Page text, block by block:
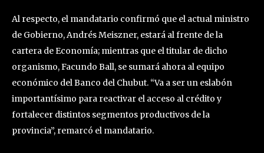
Al respecto, el mandatario confirmó que el actual ministro
de Gobierno, Andrés Meiszner, estará al frente de la
cartera de Economía; mientras que el titular de dicho
organismo, Facundo Ball, se sumará ahora al equipo
económico del Banco del Chubut. “Va a ser un eslabón
importantísimo para reactivar el acceso al crédito y
fortalecer distintos segmentos productivos de la
provincia”, remarcó el mandatario.